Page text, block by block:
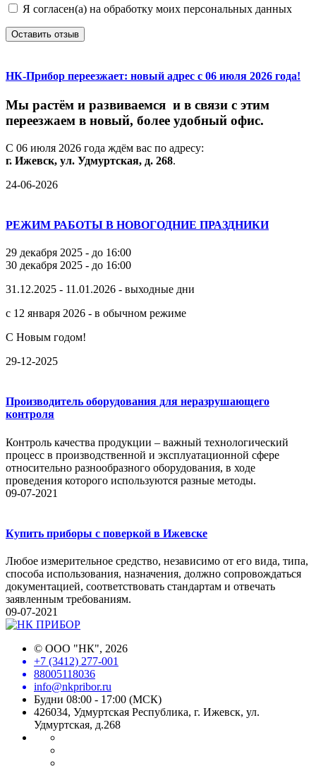
Я согласен(а) на обработку моих персональных данных
Оставить отзыв
НК-Прибор переезжает: новый адрес с 06 июля 2026 года!
Мы растём и развиваемся и в связи с этим
переезжаем в новый, более удобный офис.
С 06 июля 2026 года ждём вас по адресу:
г. Ижевск, ул. Удмуртская, д. 268.
24-06-2026
РЕЖИМ РАБОТЫ В НОВОГОДНИЕ ПРАЗДНИКИ
29 декабря 2025 - до 16:00
30 декабря 2025 - до 16:00
31.12.2025 - 11.01.2026 - выходные дни
с 12 января 2026 - в обычном режиме
С Новым годом!
29-12-2025
Производитель оборудования для неразрушающего
контроля
Контроль качества продукции – важный технологический
процесс в производственной и эксплуатационной сфере
относительно разнообразного оборудования, в ходе
проведения которого используются разные методы.
09-07-2021
Купить приборы с поверкой в Ижевске
Любое измерительное средство, независимо от его вида, типа,
способа использования, назначения, должно сопровождаться
документацией, соответствовать стандартам и отвечать
заявленным требованиям.
09-07-2021
© ООО "НК", 2026
+7 (3412) 277-001
88005118036
info@nkpribor.ru
Будни 08:00 - 17:00 (МСК)
426034, Удмуртская Республика, г. Ижевск, ул.
Удмуртская, д.268